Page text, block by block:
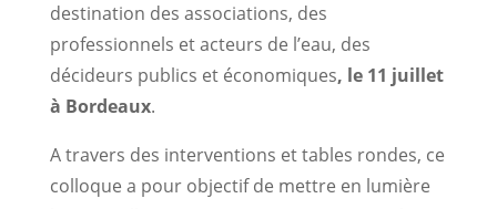
destination des associations, des
professionnels et acteurs de l’eau, des
décideurs publics et économiques, le 11 juillet
à Bordeaux.
A travers des interventions et tables rondes, ce
colloque a pour objectif de mettre en lumière